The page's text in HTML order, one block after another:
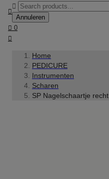


Annuleren
 0

Home
PEDICURE
Instrumenten
Scharen
SP Nagelschaartje recht